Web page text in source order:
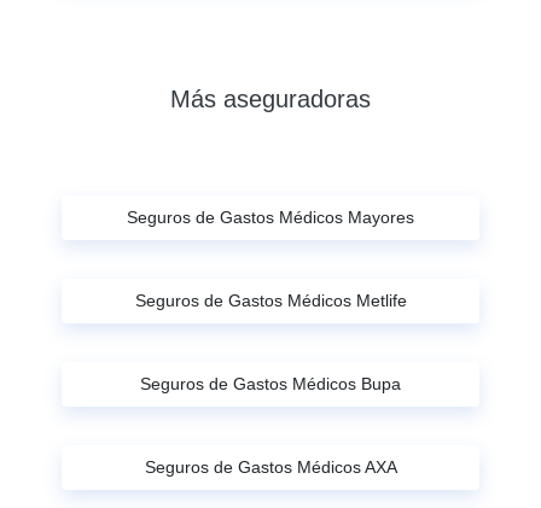
Más aseguradoras
Seguros de Gastos Médicos Mayores
Seguros de Gastos Médicos Metlife
Seguros de Gastos Médicos Bupa
Seguros de Gastos Médicos AXA